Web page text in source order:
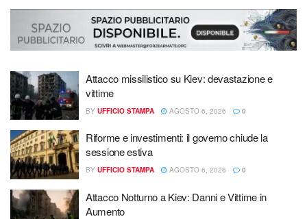
Attacco missilistico su Kiev: devastazione e
vittime
BY UFFICIO STAMPA AGOSTO 6, 2026 0
Riforme e investimenti: il governo chiude la
sessione estiva
BY UFFICIO STAMPA AGOSTO 6, 2026 0
Attacco Notturno a Kiev: Danni e Vittime in
Aumento